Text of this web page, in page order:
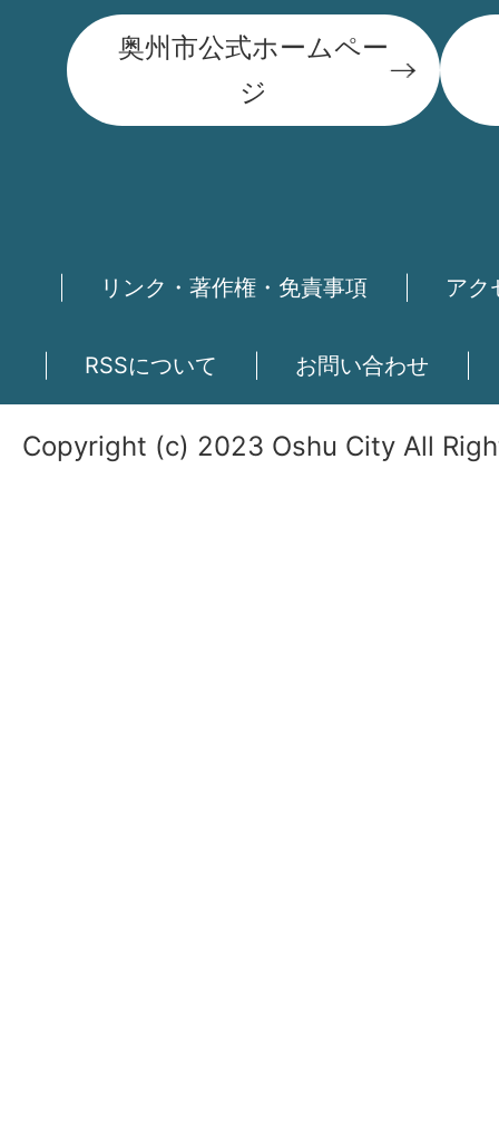
奥州市公式ホームペー
ジ
リンク・著作権・免責事項 アク
RSSについて お問い合わせ
Copyright (c) 2023 Oshu City All